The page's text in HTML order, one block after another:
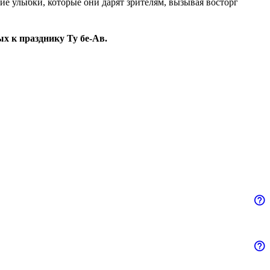
улыбки, которые они дарят зрителям, вызывая восторг
к празднику Ту бе-Ав.